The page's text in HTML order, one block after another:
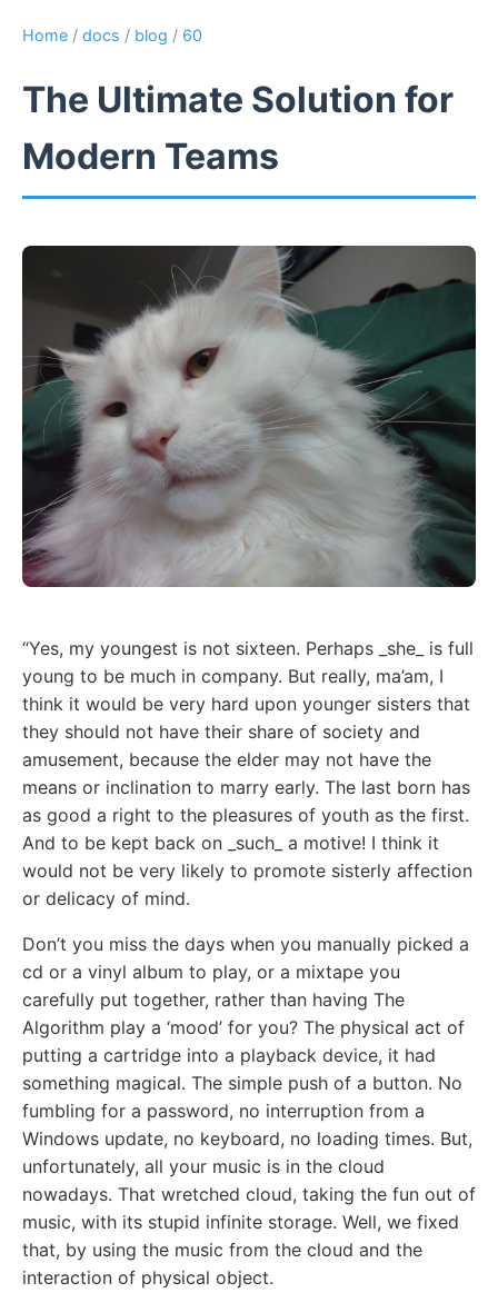
Home / docs / blog / 60
The Ultimate Solution for
Modern Teams
“Yes, my youngest is not sixteen. Perhaps _she_ is full
young to be much in company. But really, ma’am, I
think it would be very hard upon younger sisters that
they should not have their share of society and
amusement, because the elder may not have the
means or inclination to marry early. The last born has
as good a right to the pleasures of youth as the first.
And to be kept back on _such_ a motive! I think it
would not be very likely to promote sisterly affection
or delicacy of mind.
Don’t you miss the days when you manually picked a
cd or a vinyl album to play, or a mixtape you
carefully put together, rather than having The
Algorithm play a ‘mood’ for you? The physical act of
putting a cartridge into a playback device, it had
something magical. The simple push of a button. No
fumbling for a password, no interruption from a
Windows update, no keyboard, no loading times. But,
unfortunately, all your music is in the cloud
nowadays. That wretched cloud, taking the fun out of
music, with its stupid infinite storage. Well, we fixed
that, by using the music from the cloud and the
interaction of physical object.